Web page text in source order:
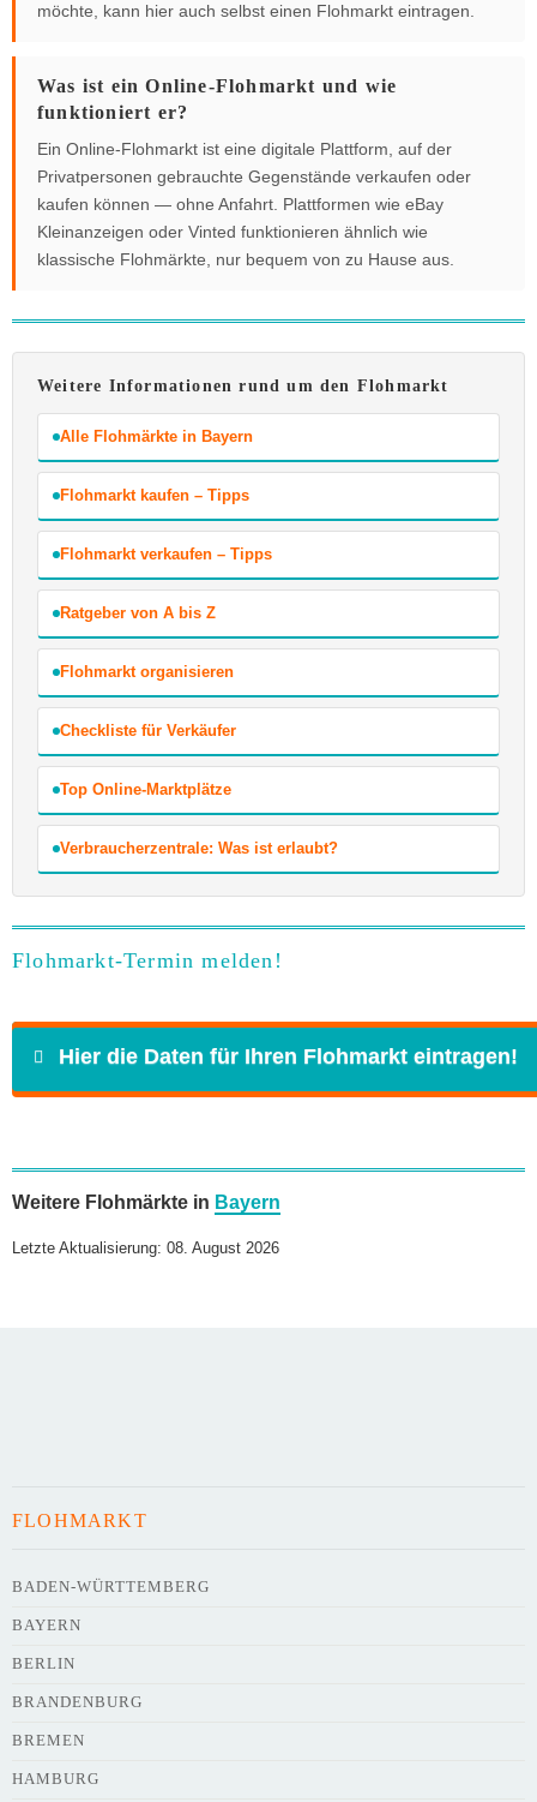
möchte, kann hier auch selbst einen Flohmarkt eintragen.
Was ist ein Online-Flohmarkt und wie
funktioniert er?
Ein Online-Flohmarkt ist eine digitale Plattform, auf der
Privatpersonen gebrauchte Gegenstände verkaufen oder
kaufen können — ohne Anfahrt. Plattformen wie eBay
Kleinanzeigen oder Vinted funktionieren ähnlich wie
klassische Flohmärkte, nur bequem von zu Hause aus.
Weitere Informationen rund um den Flohmarkt
Alle Flohmärkte in Bayern
Flohmarkt kaufen – Tipps
Flohmarkt verkaufen – Tipps
Ratgeber von A bis Z
Flohmarkt organisieren
Checkliste für Verkäufer
Top Online-Marktplätze
Verbraucherzentrale: Was ist erlaubt?
Flohmarkt-Termin melden!
Hier die Daten für Ihren Flohmarkt eintragen!
E-Mail *
Veranstaltungsdatum
Weitere Flohmärkte in Bayern
Letzte Aktualisierung: 08. August 2026
FLOHMARKT
BADEN-WÜRTTEMBERG
BAYERN
BERLIN
BRANDENBURG
BREMEN
HAMBURG